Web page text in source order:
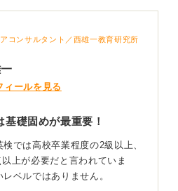
コンサルタント／西雄一教育研究所
ィールを見る
礎固めが最重要！
では高校卒業程度の2級以上、
上が必要だと言われていま
ベルではありません。